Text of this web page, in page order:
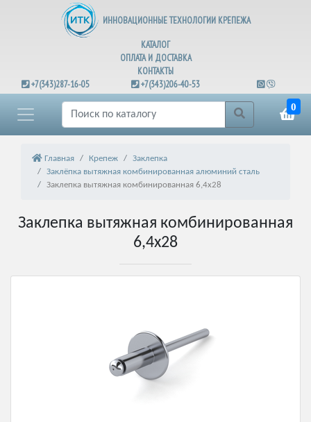
ИННОВАЦИОННЫЕ ТЕХНОЛОГИИ КРЕПЕЖА
КАТАЛОГ
ОПЛАТА И ДОСТАВКА
КОНТАКТЫ
+7(343)287-16-05
+7(343)206-40-53
0
Главная Крепеж
Заклепка
Заклёпка вытяжная комбинированная алюминий сталь
Заклепка вытяжная комбинированная 6,4х28
Заклепка вытяжная комбинированная
6,4х28